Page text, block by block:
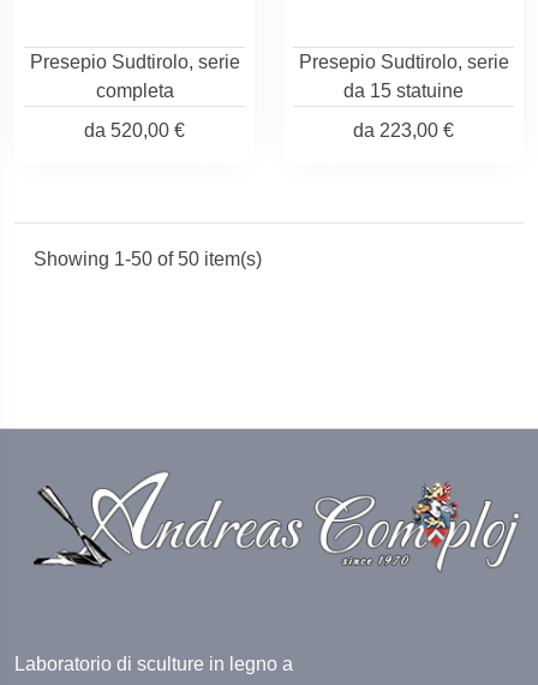
Presepio Sudtirolo, serie
completa
da 520,00 €
Presepio Sudtirolo, serie
da 15 statuine
da 223,00 €
Showing 1-50 of 50 item(s)
Laboratorio di sculture in legno a